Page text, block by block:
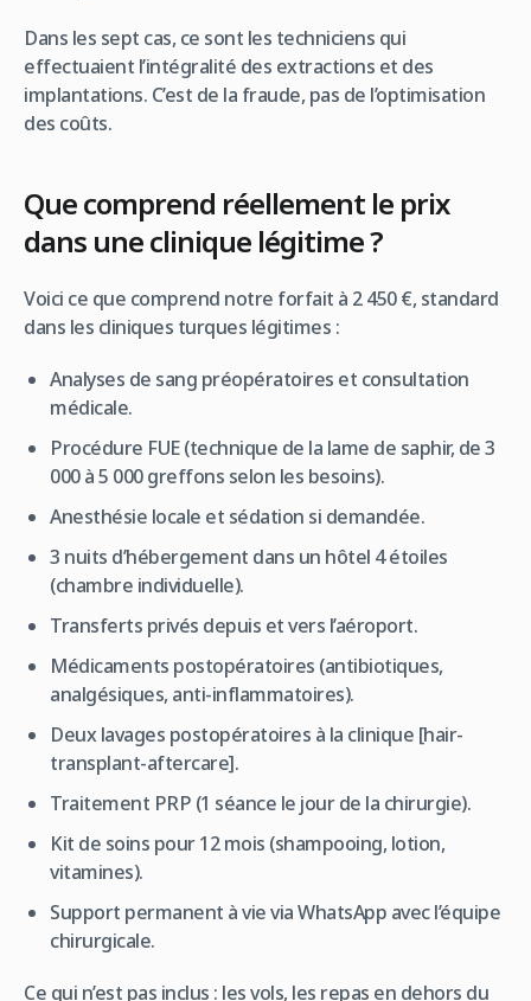
Dans les sept cas, ce sont les techniciens qui
effectuaient l’intégralité des extractions et des
implantations. C’est de la fraude, pas de l’optimisation
des coûts.
Que comprend réellement le prix
dans une clinique légitime ?
Voici ce que comprend notre forfait à 2 450 €, standard
dans les cliniques turques légitimes :
Analyses de sang préopératoires et consultation
médicale.
Procédure FUE (technique de la lame de saphir, de 3
000 à 5 000 greffons selon les besoins).
Anesthésie locale et sédation si demandée.
3 nuits d’hébergement dans un hôtel 4 étoiles
(chambre individuelle).
Transferts privés depuis et vers l’aéroport.
Médicaments postopératoires (antibiotiques,
analgésiques, anti-inflammatoires).
Deux lavages postopératoires à la clinique [hair-
transplant-aftercare].
Traitement PRP (1 séance le jour de la chirurgie).
Kit de soins pour 12 mois (shampooing, lotion,
vitamines).
Support permanent à vie via WhatsApp avec l’équipe
chirurgicale.
Ce qui n’est pas inclus : les vols, les repas en dehors du